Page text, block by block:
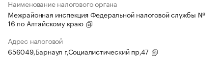
Наименование налогового органа
Межрайонная инспекция Федеральной налоговой службы №
16 по Алтайскому краю
Адрес налоговой
656049,Барнаул г,Социалистический пр,47